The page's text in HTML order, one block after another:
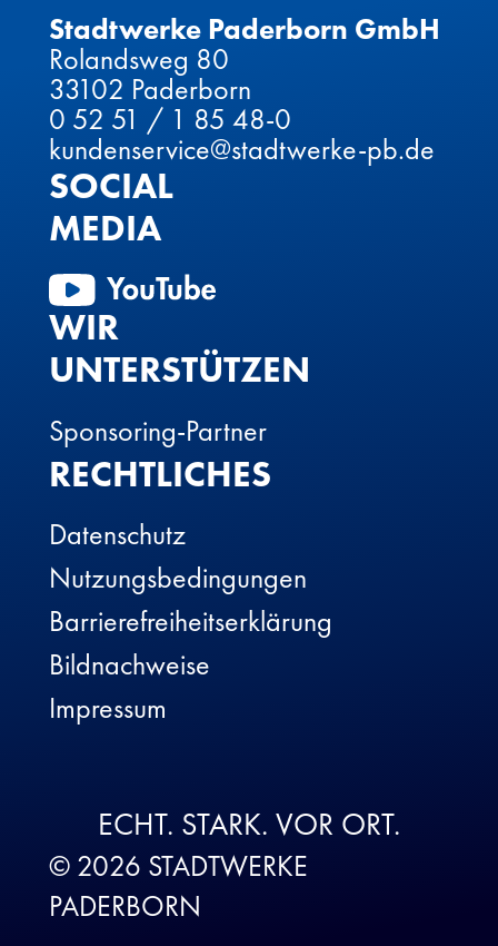
Stadtwerke Paderborn GmbH
Rolandsweg 80
33102 Paderborn
0 52 51 / 1 85 48-0
kundenservice@stadtwerke-pb.de
SOCIAL
MEDIA
WIR
UNTERSTÜTZEN
Sponsoring-Partner
RECHTLICHES
Datenschutz
Nutzungsbedingungen
Barrierefreiheitserklärung
Bildnachweise
Impressum
ECHT. STARK. VOR ORT.
© 2026 STADTWERKE
PADERBORN